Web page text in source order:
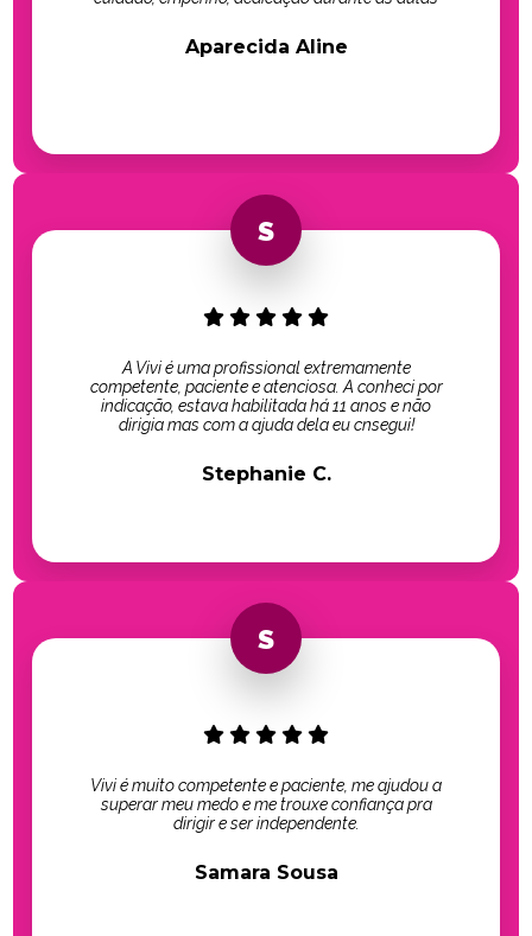
Aparecida Aline
A Vivi é uma profissional extremamente
competente, paciente e atenciosa. A conheci por
indicação, estava habilitada há 11 anos e não
dirigia mas com a ajuda dela eu cnsegui!
Stephanie C.
Vivi é muito competente e paciente, me ajudou a
superar meu medo e me trouxe confiança pra
dirigir e ser independente.
Samara Sousa